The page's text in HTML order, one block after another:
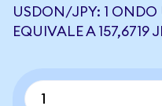
USDON/JPY: 1 ONDO
EQUIVALE A 157,6719